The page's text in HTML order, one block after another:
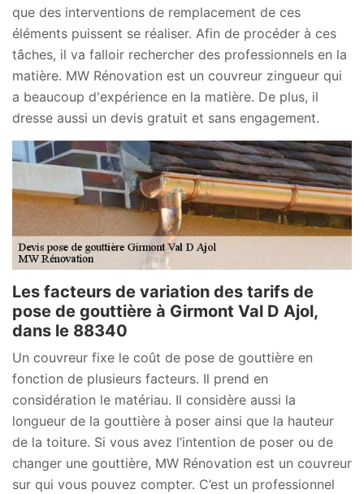
que des interventions de remplacement de ces
éléments puissent se réaliser. Afin de procéder à ces
tâches, il va falloir rechercher des professionnels en la
matière. MW Rénovation est un couvreur zingueur qui
a beaucoup d'expérience en la matière. De plus, il
dresse aussi un devis gratuit et sans engagement.
Les facteurs de variation des tarifs de
pose de gouttière à Girmont Val D Ajol,
dans le 88340
Un couvreur fixe le coût de pose de gouttière en
fonction de plusieurs facteurs. Il prend en
considération le matériau. Il considère aussi la
longueur de la gouttière à poser ainsi que la hauteur
de la toiture. Si vous avez l’intention de poser ou de
changer une gouttière, MW Rénovation est un couvreur
sur qui vous pouvez compter. C’est un professionnel